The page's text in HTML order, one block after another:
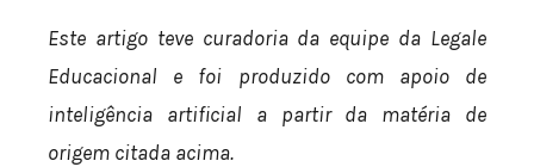
Este artigo teve curadoria da equipe da Legale
Educacional e foi produzido com apoio de
inteligência artificial a partir da matéria de
origem citada acima.